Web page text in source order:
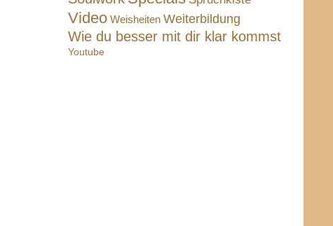
Video Weisheiten Weiterbildung
Wie du besser mit dir klar kommst
Youtube